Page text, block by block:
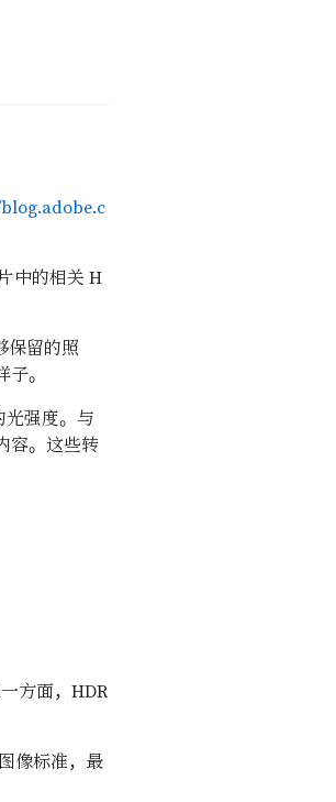
中的相关 H
保留的照
。
强度。与
容。这些转
方面，HDR
像标准，最